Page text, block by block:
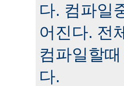
다. 컴파일
어진다. 전
컴파일할
다.